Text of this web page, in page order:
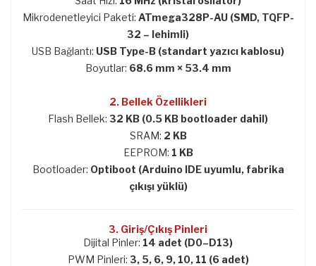
Mikrodenetleyici Paketi: ATmega328P-AU (SMD, TQFP-
32 – lehimli)
USB Bağlantı: USB Type-B (standart yazıcı kablosu)
Boyutlar: 68.6 mm × 53.4 mm
2. Bellek Özellikleri
Flash Bellek: 32 KB (0.5 KB bootloader dahil)
SRAM: 2 KB
EEPROM: 1 KB
Bootloader: Optiboot (Arduino IDE uyumlu, fabrika
çıkışı yüklü)
3. Giriş/Çıkış Pinleri
Dijital Pinler: 14 adet (D0–D13)
PWM Pinleri: 3, 5, 6, 9, 10, 11 (6 adet)